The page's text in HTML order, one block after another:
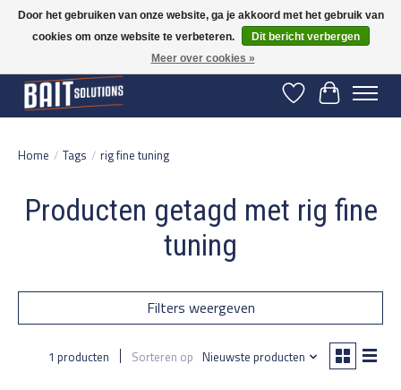
Gratis verzending vanaf 50 euro binnen NL | Op voorraad binnen 2-5 werkdagen
verzonden | België vanaf 70 euro gratis verzonden
Verlanglijst
Home / Tags / rig fine tuning
Producten getagd met rig fine
tuning
Filters weergeven
1 producten Sorteren op Nieuwste producten
Door het gebruiken van onze website, ga je akkoord met het gebruik van
cookies om onze website te verbeteren.
Dit bericht verbergen
Meer over cookies »